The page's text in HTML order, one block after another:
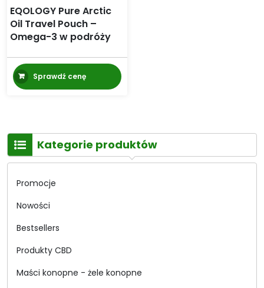
EQOLOGY Pure Arctic
Oil Travel Pouch –
Omega-3 w podróży
Sprawdź cenę
Kategorie produktów
Promocje
Nowości
Bestsellers
Produkty CBD
Maści konopne - żele konopne